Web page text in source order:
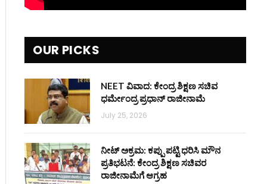
OUR PICKS
NEET ವಿವಾದ: ಕೇಂದ್ರ ಶಿಕ್ಷಣ ಸಚಿವ
ಧರ್ಮೇಂದ್ರ ಪ್ರಧಾನ್ ರಾಜೀನಾಮೆ
July 25, 2026
ನೀಟ್ ಅಕ್ರಮ: ಕಪ್ಪು ಪಟ್ಟಿ ಧರಿಸಿ ಮೌನ
ಪ್ರತಿಭಟನೆ: ಕೇಂದ್ರ ಶಿಕ್ಷಣ ಸಚಿವರ
ರಾಜೀನಾಮೆಗೆ ಆಗ್ರಹ